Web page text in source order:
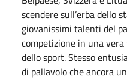
scendere sull’erba dello
giovanissimi talenti del
competizione in una
dello sport. Stesso
di pallavolo che ancora